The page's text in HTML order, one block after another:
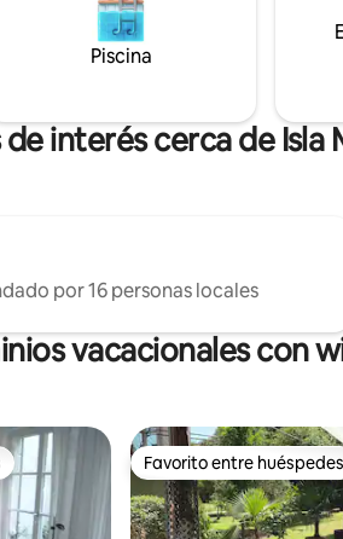
un
para toda la familia. *Precio especial
debido a las obras en el
(consulte la información
Piscina
interés cerca de Isla
por 16 personas locales
vacacionales con
Favorito entre huéspedes
Favorito entre huéspedes